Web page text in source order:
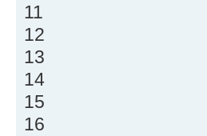
11
12
13
14
15
16